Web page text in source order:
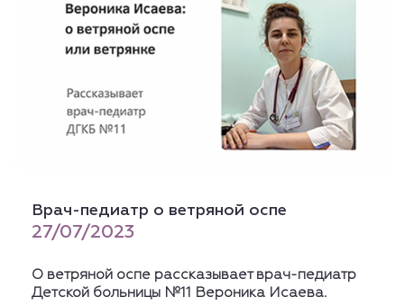
Врач-педиатр о ветряной оспе
27/07/2023
О ветряной оспе рассказывает врач-педиатр
Детской больницы №11 Вероника Исаева.